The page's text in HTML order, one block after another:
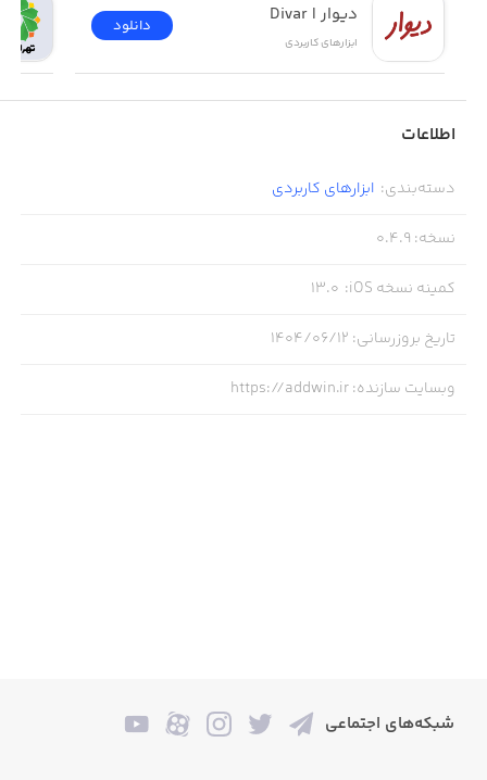
دیوار | Divar
ابزار‌های کاربردی
دانلود
اطلاعات
دسته‌بندی: ابزار‌های کاربردی
نسخه:
0.4.9
کمینه نسخه iOS :
13.0
تاریخ بروزرسانی: ۱۴۰۴/۰۶/۱۲
وبسایت سازنده:
https://addwin.ir
شبکه‌های اجتماعی